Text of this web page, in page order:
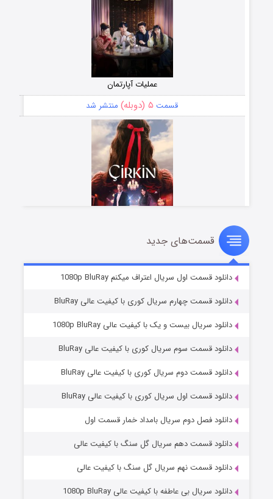
عملیات آپارتمان
قسمت ۵ (دوبله) منتشر شد
سریال زشت
قسمت۲ (زیرنویس) منتشر شد
مردگان متحرک: شهر مرده ۳
قسمت۲ (زیرنویس) منتشر شد
قسمت‌های جدید
دانلود قسمت اول سریال اعتراف میکنم 1080p BluRay
دانلود قسمت چهارم سریال کوری با کیفیت عالی BluRay
دانلود سریال بیست و یک با کیفیت عالی 1080p BluRay
دانلود قسمت سوم سریال کوری با کیفیت عالی BluRay
دانلود قسمت دوم سریال کوری با کیفیت عالی BluRay
دانلود قسمت اول سریال کوری با کیفیت عالی BluRay
دانلود فصل دوم سریال بامداد خمار قسمت اول
دانلود قسمت دهم سریال گل سنگ با کیفیت عالی
دانلود قسمت نهم سریال گل سنگ با کیفیت عالی
دانلود سریال بی عاطفه با کیفیت عالی 1080p BluRay